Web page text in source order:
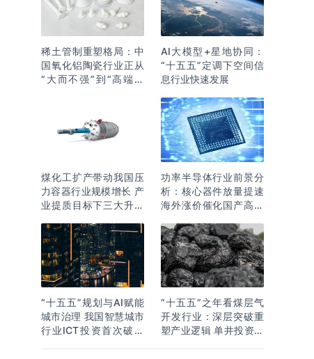
稀土管制重塑格局：中
国氧化铝陶瓷行业正从
“大而不强”到“高端突
AI大模型+星地协同：
“十五五”定调下空间信
息行业快速发展
煤化工扩产带动我国压
力容器行业规模增长 产
业提质目标下三大升级
功率半导体行业前景分
析：核心器件放量提速
海外涨价催化国产高端
“十五五”规划与AI赋能
城市治理 我国智慧城市
行业ICT投资首次破万
“十五五”之年看煤层气
开发行业：深层突破重
塑产业逻辑 单井投资成